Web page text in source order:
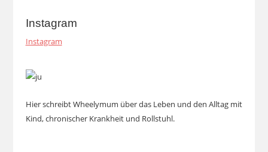
Instagram
Instagram
Hier schreibt Wheelymum über das Leben und den Alltag mit
Kind, chronischer Krankheit und Rollstuhl.